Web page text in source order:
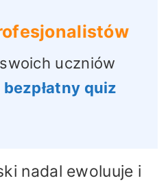
uczniów
quiz
nadal ewoluuje i